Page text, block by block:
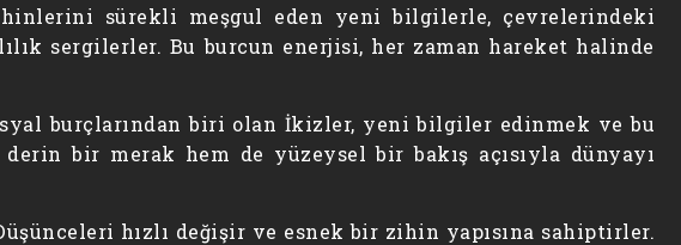
sürekli meşgul eden yeni bilgilerle, çevrelerindeki
sergilerler. Bu burcun enerjisi, her zaman hareket halinde
burçlarından biri olan İkizler, yeni bilgiler edinmek ve bu
bir merak hem de yüzeysel bir bakış açısıyla dünyayı
hızlı değişir ve esnek bir zihin yapısına sahiptirler.